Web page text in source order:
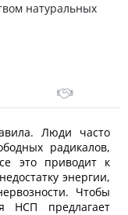
натуральных
Люди часто
радикалов,
это приводит к
энергии,
Чтобы
НСП предлагает